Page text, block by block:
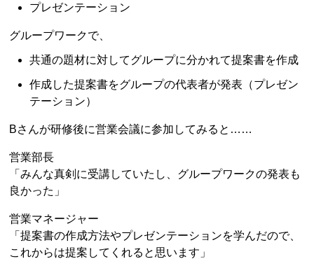
プレゼンテーション
グループワークで、
共通の題材に対してグループに分かれて提案書を作成
作成した提案書をグループの代表者が発表（プレゼン
テーション）
Bさんが研修後に営業会議に参加してみると……
営業部長
「みんな真剣に受講していたし、グループワークの発表も
良かった」
営業マネージャー
「提案書の作成方法やプレゼンテーションを学んだので、
これからは提案してくれると思います」